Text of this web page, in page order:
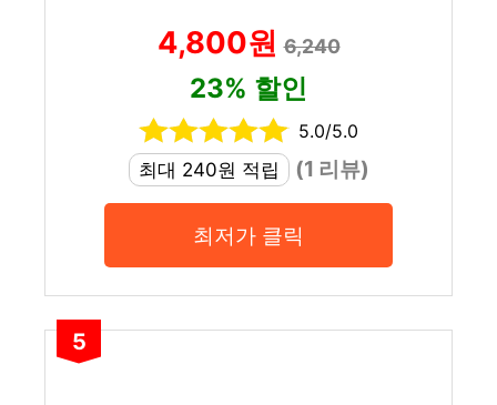
4,800원6,240
23% 할인
5.0/5.0
최대 240원 적립
(1 리뷰)
최저가 클릭
5